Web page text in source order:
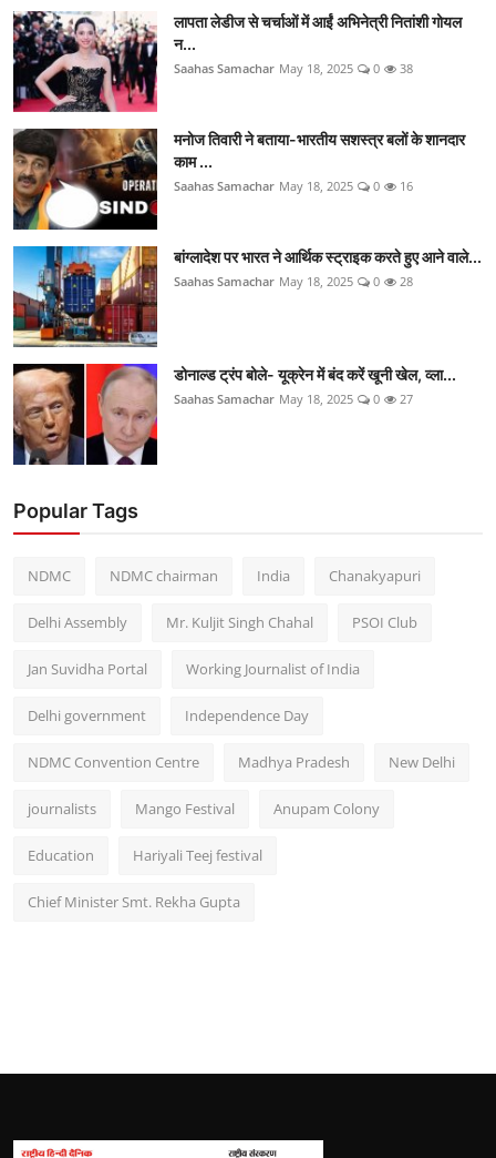
लापता लेडीज से चर्चाओं में आईं अभिनेत्री नितांशी गोयल
न...
Saahas Samachar May 18, 2025 0 38
मनोज तिवारी ने बताया-भारतीय सशस्त्र बलों के शानदार
काम ...
Saahas Samachar May 18, 2025 0 16
बांग्लादेश पर भारत ने आर्थिक स्ट्राइक करते हुए आने वाले...
Saahas Samachar May 18, 2025 0 28
डोनाल्ड ट्रंप बोले- यूक्रेन में बंद करें खूनी खेल, व्ला...
Saahas Samachar May 18, 2025 0 27
Popular Tags
NDMC NDMC chairman India Chanakyapuri
Delhi Assembly Mr. Kuljit Singh Chahal PSOI Club
Jan Suvidha Portal Working Journalist of India
Delhi government Independence Day
NDMC Convention Centre Madhya Pradesh New Delhi
journalists Mango Festival Anupam Colony
Education Hariyali Teej festival
Chief Minister Smt. Rekha Gupta